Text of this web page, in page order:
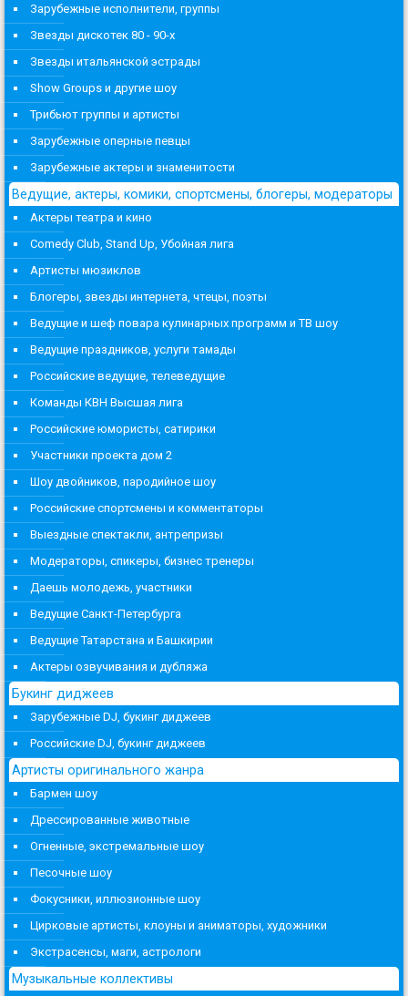
Зарубежные исполнители, группы
Звезды дискотек 80 - 90-х
Звезды итальянской эстрады
Show Groups и другие шоу
Трибьют группы и артисты
Зарубежные оперные певцы
Зарубежные актеры и знаменитости
Ведущие, актеры, комики, спортсмены, блогеры, модераторы
Актеры театра и кино
Comedy Club, Stand Up, Убойная лига
Артисты мюзиклов
Блогеры, звезды интернета, чтецы, поэты
Ведущие и шеф повара кулинарных программ и ТВ шоу
Ведущие праздников, услуги тамады
Российские ведущие, телеведущие
Команды КВН Высшая лига
Российские юмористы, сатирики
Участники проекта дом 2
Шоу двойников, пародийное шоу
Российские спортсмены и комментаторы
Выездные спектакли, антрепризы
Модераторы, спикеры, бизнес тренеры
Даешь молодежь, участники
Ведущие Санкт-Петербурга
Ведущие Татарстана и Башкирии
Актеры озвучивания и дубляжа
Букинг диджеев
Зарубежные DJ, букинг диджеев
Российские DJ, букинг диджеев
Артисты оригинального жанра
Бармен шоу
Дрессированные животные
Огненные, экстремальные шоу
Песочные шоу
Фокусники, иллюзионные шоу
Цирковые артисты, клоуны и аниматоры, художники
Экстрасенсы, маги, астрологи
Музыкальные коллективы